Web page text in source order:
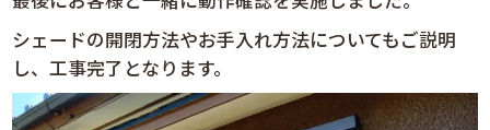
シェードの開閉方法やお手入れ方法についてもご説明
し、工事完了となります。